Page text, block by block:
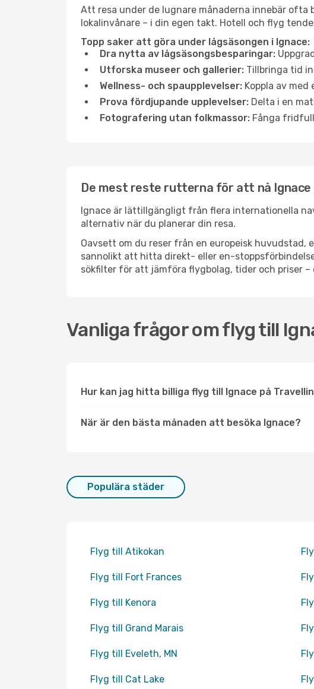
Att resa under de lugnare månaderna innebär
lokalinvånare – i din egen takt. Hotell och flyg
Topp saker att göra under lågsäsongen i Ignace:
Dra nytta av lågsäsongsbesparingar:
Utforska museer och gallerier: Tillbringa tid
Wellness- och spaupplevelser: Koppla av
Prova fördjupande upplevelser: Delta i en
Fotografering utan folkmassor: Fånga
De mest reste rutterna för att nå Ignace
Ignace är lättillgängligt från flera internationella
alternativ när du planerar din resa.
Oavsett om du reser från en europeisk huvudstad,
sannolikt att hitta direkt- eller en-
sökfilter för att jämföra flygbolag, tider och priser –
Vanliga frågor om flyg till
Hur kan jag hitta billiga flyg till Ignace på
När är den bästa månaden att besöka Ignace?
Populära städer
Flyg till Atikokan
Flyg till Fort Frances
Flyg till Kenora
Flyg till Grand Marais
Flyg till Eveleth, MN
Flyg till Cat Lake